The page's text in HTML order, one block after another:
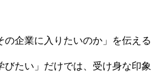
の企業に入りたいのか」を伝える
びたい」だけでは、受け身な印象